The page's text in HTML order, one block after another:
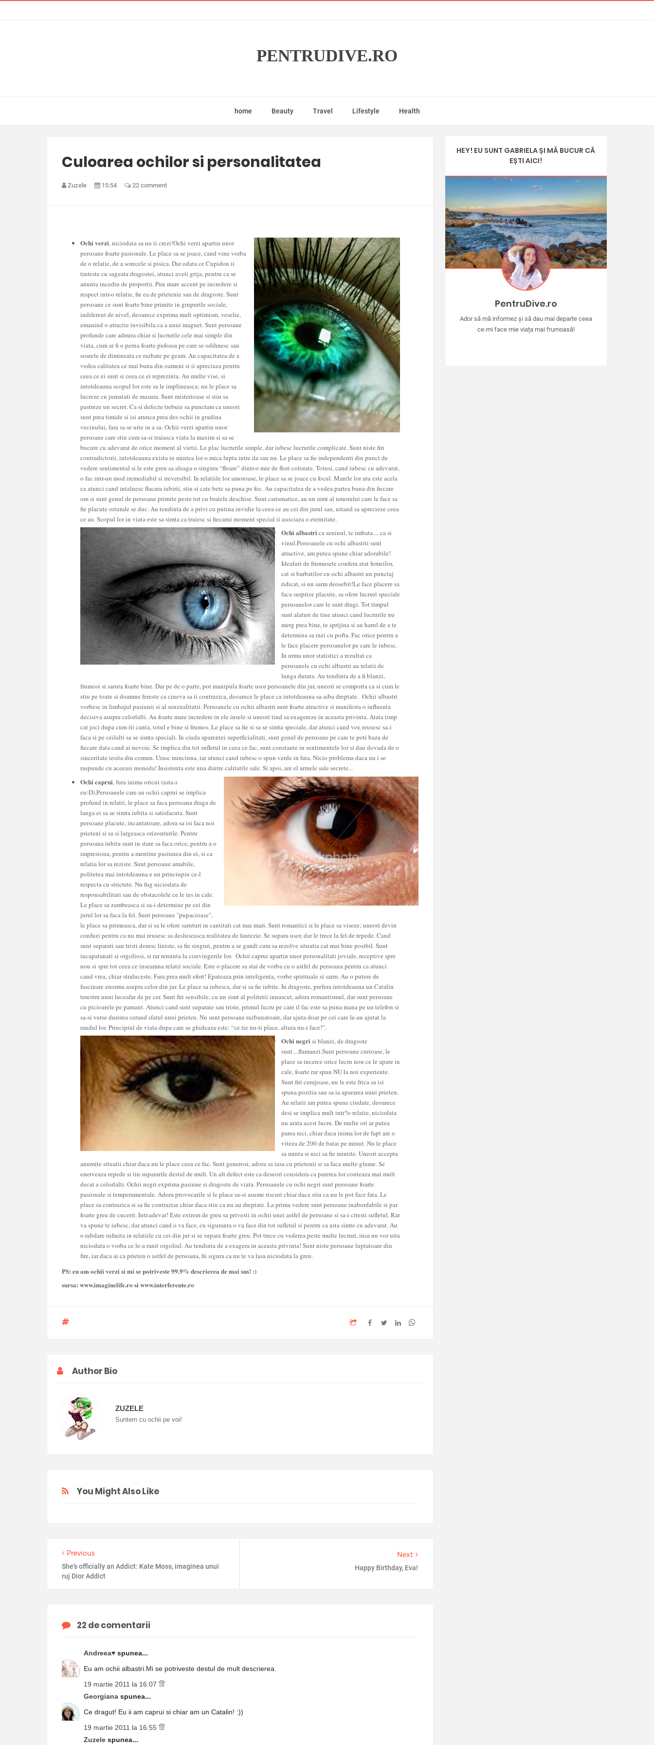
PENTRUDIVE.RO
home Beauty Travel Lifestyle Health
Culoarea ochilor si personalitatea
Zuzele 15:54 22 comment
Ochi verzi, niciodata sa nu ii crezi!Ochi verzi apartin unor
persoane foarte pasionale. Le place sa se joace, cand vine vorba
de o relatie, de a sorecele si pisica. Dar odata ce Cupidon ii
tinteste cu sageata dragostei, atunci aveti grija, pentru ca se
anunta incediu de proportii. Pun mare accent pe incredere si
respect intr-o relatie, fie ea de prietenie sau de dragoste. Sunt
persoane ce sunt foarte bine primite in grupurile sociale,
indiferent de nivel, deoarece exprima mult optimism, veselie,
emanind o atractie invisibila ca a unui magnet. Sunt persoane
profunde care admira chiar si lucrurile cele mai simple din
viata, cum ar fi o perna foarte pufoasa pe care se odihnesc sau
soarele de dimineata ce razbate pe geam. Au capacitatea de a
vedea calitatea ce mai buna din oameni si ii apreciaza pentru
ceea ce ei sunt si ceea ce ei reprezinta. Au multe vise, si
intotdeauna scopul lor este sa le implineasca; nu le place sa
lucreze cu jumatati de masura. Sunt misterioase si stiu sa
pastreze un secret. Ca si defecte trebuie sa punctam ca uneori
sunt prea timide si isi arunca prea des ochii in gradina
vecinului, fara sa se uite in a sa. Ochii verzi apartin unor
persoane care stiu cum sa-si traiasca viata la maxim si sa se
bucure cu adevarat de orice moment al vietii. Le plac lucrurile simple, dar iubesc lucrurile complicate. Sunt niste firi
contradictorii, intotdeauna exista in mintea lor o mica lupta intre da sau nu. Le place sa fie independenti din punct de
vedere sentimental si le este greu sa aleaga o singura “floare” dintr-o mie de flori colorate. Totusi, cand iubesc cu adevarat,
o fac intr-un mod iremediabil si ireversibil. In relatiile lor amoroase, le place sa se joace cu focul. Marele lor atu este acela
ca atunci cand intalnesc flacara iubirii, stiu si cate bete sa puna pe foc. Au capacitatea de a vedea partea buna din fiecare
om si sunt genul de persoane primite peste tot cu bratele deschise. Sunt carismatice, au un simt al umorului care le face sa
fie placute oriunde se duc. Au tendinta de a privi cu putina invidie la ceea ce au cei din jurul sau, uitand sa aprecieze ceea
ce au. Scopul lor in viata este sa simta ca traiesc si fiecarui moment special ii asociaza o eternitate.
Ochi albastri ca seninul, te imbata.... ca si
vinul.Persoanele cu ochi albastrii sunt
atractive, am putea spune chiar adorabile!
Idealuri de frumusete confera atat femeilor,
cat si barbatilor cu ochi albastri un punctaj
ridicat, si un sarm deosebit!Le face placere sa
faca surprize placute, sa ofere lucruri speciale
persoanelor care le sunt dragi. Tot timpul
sunt alaturi de tine atunci cand lucrurile nu
merg prea bine, te sprijina si au harul de a te
determina sa razi cu pofta. Fac orice pentru a
le face placere persoanelor pe care le iubesc.
In urma unor statistici a rezultat ca
persoanele cu ochi albastri au relatii de
lunga durata. Au tendinta de a fi blanzi,
frumosi si saruta foarte bine.Dar pe de o parte, pot manipula foarte usor persoanele din jur, uneori se comporta ca si cum le
stiu pe toate si doamne fereste ca cineva sa ii contrazica, deoarece le place ca intotdeauna sa aiba dreptate. Ochii albastri
vorbesc in limbajul pasiunii si al senzualitatii. Persoanele cu ochii albastri sunt foarte atractive si manifesta o influenta
decisiva asupra celorlalti. Au foarte mare incredere in ele insele si uneori tind sa exagereze in aceasta privinta. Atata timp
cat joci dupa cum iti canta, totul e bine si frumos. Le place sa fie si sa se simta speciale, dar atunci cand vor, reusesc sa-i
faca si pe ceilalti sa se simta speciali. In ciuda aparentei superficialitati, sunt genul de persoane pe care te poti baza de
fiecare data cand ai nevoie. Se implica din tot sufletul in ceea ce fac, sunt constante in sentimentele lor si dau dovada de o
sinceritate iesita din comun. Urasc minciuna, iar atunci cand iubesc o spun verde in fata. Nicio problema daca nu i se
raspunde cu aceeasi moneda! Insistenta este una dintre calitatile sale. Si apoi, are el armele sale secrete...
Ochi caprui, fura inima oricui (asta-s
eu:D).Persoanele care au ochii caprui se implica
profund in relatii, le place sa faca persoana draga de
langa ei sa se simta iubita si satisfacuta. Sunt
persoane placute, incantatoare, adora sa isi faca noi
prieteni si sa si largeasca orizonturile. Pentru
persoana iubita sunt in stare sa faca orice, pentru a o
impresiona, pentru a mentine pasiunea din ei, si ca
relatia lor sa reziste. Sunt persoane amabile,
politetea mai intotdeauna e un princiupiu ce-l
respecta cu strictete. Nu fug niciodata de
responsabilitati sau de obstacolele ce le ies in cale.
Le place sa zambeasca si sa-i determine pe cei din
jurul lor sa faca la fel. Sunt persoane "pupacioase",
le place sa primeasca, dar si sa le ofere saruturi in cantitati cat mai mari. Sunt romantici si le place sa viseze; uneori devin
confuzi pentru ca nu mai reusesc sa desluseasca realitatea de fantezie. Se supara usor, dar le trece la fel de repede. Cand
sunt suparati sau tristi doresc liniste, sa fie singuri, pentru a se gandi cum sa rezolve situatia cat mai bine posibil. Sunt
incapatanati si orgoliosi, si rar renunta la convingerile lor. Ochii caprui apartin unor personalitati joviale, receptive spre
nou si spre tot ceea ce inseamna relatii sociale. Este o placere sa stai de vorba cu o astfel de persoana pentru ca atunci
cand vrea, chiar straluceste. Fara prea mult efort! Epateaza prin inteligenta, vorbe spirituale si sarm. Au o putere de
fascinare enorma asupra celor din jur. Le place sa iubesca, dar si sa fie iubite. In dragoste, prefera intotdeauna un Catalin
terestru unui luceafar de pe cer. Sunt firi sensibile, cu un simt al politetii innascut, adora romantismul, dar sunt persoane
cu picioarele pe pamant. Atunci cand sunt suparate sau triste, primul lucru pe care il fac este sa puna mana pe un telefon si
sa-si verse durerea cerand sfatul unui prieten. Nu sunt persoane razbunatoare, dar ajuta doar pe cei care le-au ajutat la
randul lor. Principiul de viata dupa care se ghideaza este: “ce tie nu-ti place, altuia nu-i face!”.
Ochi negri si blanzi, de dragoste
sunt....flamanzi.Sunt persoane curioase, le
place sa incerce orice lucru nou ce le apare in
cale, foarte rar spun NU la noi experiente.
Sunt firi curajoase, nu le este frica sa isi
spuna pozitia sau sa ia apararea unui prieten.
Au relatii am putea spune ciudate, deoarece
desi se implica mult intr?o relatie, niciodata
nu arata acest lucru. De multe ori ar putea
parea reci, chiar daca inima lor de fapt are o
viteza de 200 de batai pe minut. Nu le place
sa minta si nici sa fie mintite. Uneori accepta
anumite situatii chiar daca nu le place ceea ce fac. Sunt generosi, adora sa iasa cu prietenii si sa faca multe glume. Se
enerveaza repede si tin supararile destul de mult. Un alt defect este ca deseori considera ca parerea lor conteaza mai mult
decat a celorlalti.Ochii negri exprima pasiune si dragoste de viata. Persoanele cu ochi negri sunt persoane foarte
pasionale si temperamentale. Adora provocarile si le place sa-si asume riscuri chiar daca stiu ca nu le pot face fata. Le
place sa contrazica si sa fie contrazise chiar daca stiu ca nu au dreptate. La prima vedere sunt persoane inabordabile si par
foarte greu de cucerit. Intr-adevar! Este extrem de greu sa privesti in ochii unei astfel de persoane si sa-i citesti sufletul. Rar
va spune te iubesc, dar atunci cand o va face, cu siguranta o va face din tot sufletul si pentru ca asta simte cu adevarat. Au
o rabdare infinita in relatiile cu cei din jur si se supara foarte greu. Pot trece cu vederea peste multe lucruri, insa nu vor uita
niciodata o vorba ce le-a ranit orgoliul. Au tendinta de a exagera in aceasta privinta! Sunt niste persoane luptatoare din
fire, iar daca ai ca prieten o astfel de persoana, fii sigura ca nu te va lasa niciodata la greu.
PS: eu am ochii verzi si mi se potriveste 99.9% descrierea de mai sus! :)
sursa: www.imaginelife.ro si www.interferente.ro
Author Bio
ZUZELE
Suntem cu ochii pe voi!
You Might Also Like
Next
Happy Birthday, Eva!
Previous
She's officially an Addict: Kate Moss, imaginea unui
ruj Dior Addict
22 de comentarii
Andreea♥ spunea...
Eu am ochii albastri.Mi se potriveste destul de mult descrierea.
19 martie 2011 la 16:07
Georgiana spunea...
Ce dragut! Eu ii am caprui si chiar am un Catalin! :))
19 martie 2011 la 16:55
Zuzele spunea...
HEY! EU SUNT GABRIELA ȘI MĂ BUCUR CĂ
EȘTI AICI!
PentruDive.ro
Ador să mă informez și să dau mai departe ceea
ce-mi face mie viața mai frumoasă!